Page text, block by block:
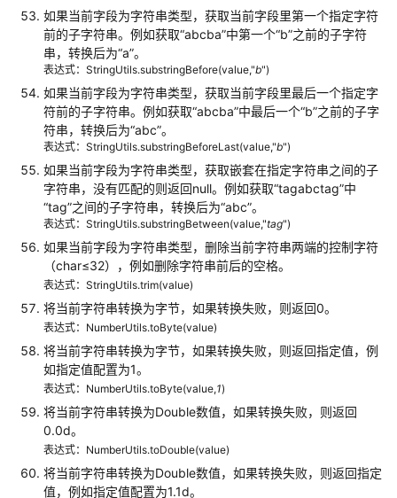
帮
档
考
品
术
语
责
任
共
担
云
如果当前字段为字符串类型，获取当前字段里第一个指定字符
前的子字符串。例如获取“abcba”中第一个“b”之前的子字符
串，转换后为“a”。
表达式：StringUtils.substringBefore(value,"b")
如果当前字段为字符串类型，获取当前字段里最后一个指定字
符前的子字符串。例如获取“abcba”中最后一个“b”之前的子字
符串，转换后为“abc”。
表达式：StringUtils.substringBeforeLast(value,"b")
如果当前字段为字符串类型，获取嵌套在指定字符串之间的子
字符串，没有匹配的则返回null。例如获取“tagabctag”中
“tag”之间的子字符串，转换后为“abc”。
表达式：StringUtils.substringBetween(value,"tag")
如果当前字段为字符串类型，删除当前字符串两端的控制字符
（char≤32），例如删除字符串前后的空格。
表达式：StringUtils.trim(value)
将当前字符串转换为字节，如果转换失败，则返回0。
表达式：NumberUtils.toByte(value)
将当前字符串转换为字节，如果转换失败，则返回指定值，例
如指定值配置为1。
表达式：NumberUtils.toByte(value,1)
将当前字符串转换为Double数值，如果转换失败，则返回
0.0d。
表达式：NumberUtils.toDouble(value)
将当前字符串转换为Double数值，如果转换失败，则返回指定
值，例如指定值配置为1.1d。